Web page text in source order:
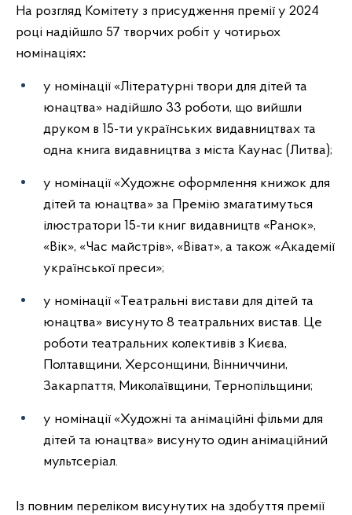
На розгляд Комітету з присудження премії у 2024
році надійшло 57 творчих робіт у чотирьох
номінаціях:
у номінації «Літературні твори для дітей та
юнацтва» надійшло 33 роботи, що вийшли
друком в 15-ти українських видавництвах та
одна книга видавництва з міста Каунас (Литва);
у номінації «Художнє оформлення книжок для
дітей та юнацтва» за Премію змагатимуться
ілюстратори 15-ти книг видавництв «Ранок»,
«Вік», «Час майстрів», «Віват», а також «Академії
української преси»;
у номінації «Театральні вистави для дітей та
юнацтва» висунуто 8 театральних вистав. Це
роботи театральних колективів з Києва,
Полтавщини, Херсонщини, Вінниччини,
Закарпаття, Миколаївщини, Тернопільщини;
у номінації «Художні та анімаційні фільми для
дітей та юнацтва» висунуто один анімаційний
мультсеріал.
Із повним переліком висунутих на здобуття премії